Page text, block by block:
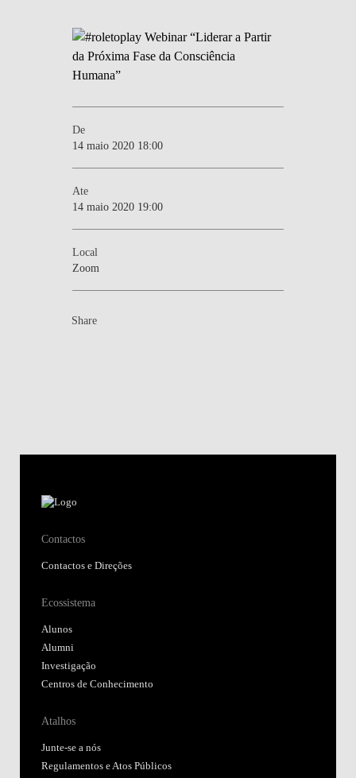
De
14 maio 2020 18:00
Ate
14 maio 2020 19:00
Local
Zoom
Share
Contactos
Contactos e Direções
Ecossistema
Alunos
Alumni
Investigação
Centros de Conhecimento
Atalhos
Junte-se a nós
Regulamentos e Atos Públicos